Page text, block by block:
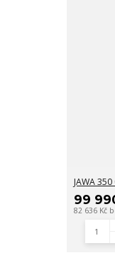
JAWA
99
82 636 Kč